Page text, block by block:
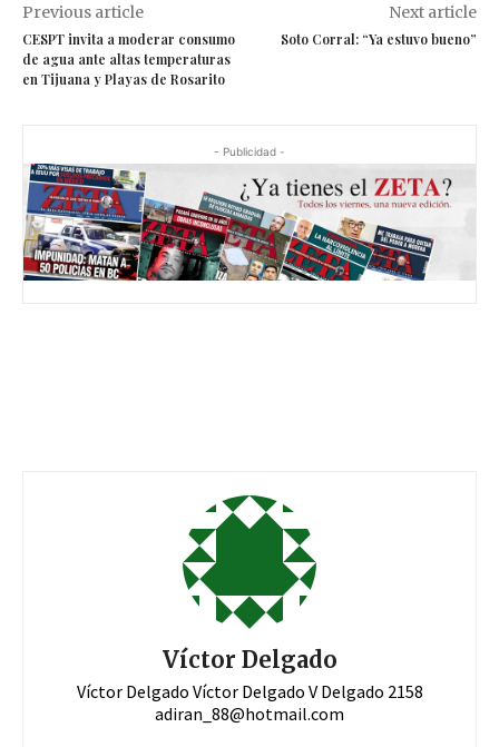
Previous article
CESPT invita a moderar consumo
de agua ante altas temperaturas
en Tijuana y Playas de Rosarito
Next article
Soto Corral: “Ya estuvo bueno”
- Publicidad -
Víctor Delgado
Víctor Delgado Víctor Delgado V Delgado 2158
adiran_88@hotmail.com